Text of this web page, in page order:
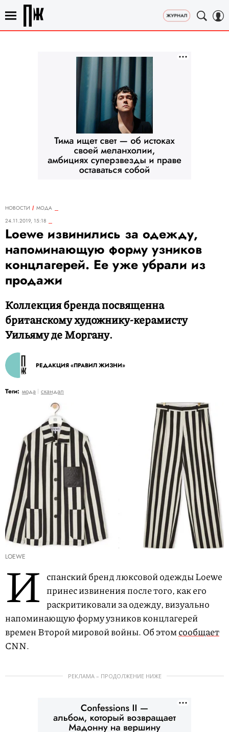
НОВОСТИ
МОДА
24.11.2019, 15:18
Loewe извинились за одежду,
напоминающую форму узников
концлагерей. Ее уже убрали из
продажи
Коллекция бренда посвященна
британскому художнику-керамисту
Уильяму де Моргану.
РЕДАКЦИЯ «ПРАВИЛ ЖИЗНИ»
Теги: мода скандал
LOEWE
И спанский бренд люксовой одежды Loewe
принес извинения после того, как его
раскритиковали за одежду, визуально
напоминающую форму узников концлагерей
времен Второй мировой войны. Об этомсообщает
CNN.
РЕКЛАМА – ПРОДОЛЖЕНИЕ НИЖЕ